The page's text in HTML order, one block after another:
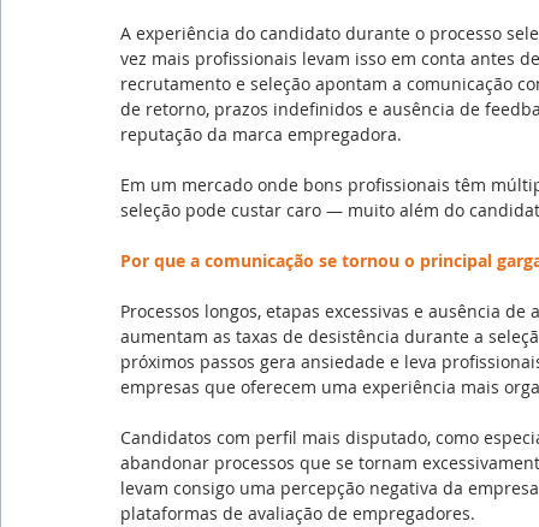
A experiência do candidato durante o processo
vez mais profissionais levam isso em conta antes
recrutamento e seleção apontam a comunicação
de retorno, prazos indefinidos e ausência de
reputação da marca empregadora.
Em um mercado onde bons profissionais têm
seleção pode custar caro — muito além do
Por que a comunicação se tornou o principal
Processos longos, etapas excessivas e ausência
aumentam as taxas de desistência durante a
próximos passos gera ansiedade e leva
empresas que oferecem uma experiência mais
Candidatos com perfil mais disputado, como
abandonar processos que se tornam
levam consigo uma percepção negativa da
plataformas de avaliação de empregadores.